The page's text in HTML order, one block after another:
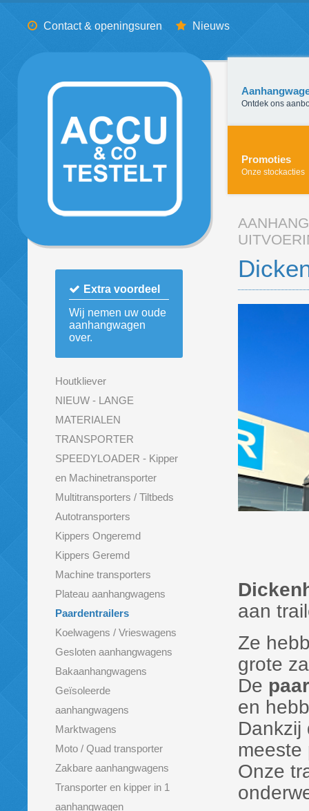
Contact & openingsuren Nieuws
Extra voordeel
Wij nemen uw oude
aanhangwagen
over.
Houtkliever
NIEUW - LANGE
MATERIALEN
TRANSPORTER
SPEEDYLOADER - Kipper
en Machinetransporter
Multitransporters / Tiltbeds
Autotransporters
Kippers Ongeremd
Kippers Geremd
Machine transporters
Plateau aanhangwagens
Paardentrailers
Koelwagens / Vrieswagens
Gesloten aanhangwagens
Bakaanhangwagens
Geïsoleerde
aanhangwagens
Marktwagens
Moto / Quad transporter
Zakbare aanhangwagens
Transporter en kipper in 1
aanhangwagen
Ontdek ons
Promoties
Onze stockacties
aan
Ze
grote
De
en
meeste
Onze